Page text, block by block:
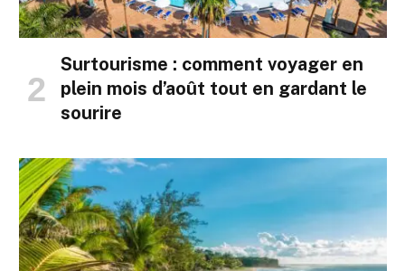
Surtourisme : comment voyager en
plein mois d’août tout en gardant le
sourire